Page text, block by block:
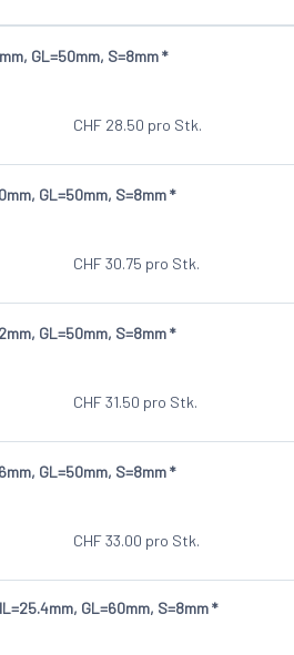
GL=50mm, S=8mm *
CHF 28.50 pro Stk.
GL=50mm, S=8mm *
CHF30.75 pro Stk.
GL=50mm, S=8mm *
CHF31.50 pro Stk.
GL=50mm, S=8mm *
CHF33.00 pro Stk.
GL=60mm, S=8mm *